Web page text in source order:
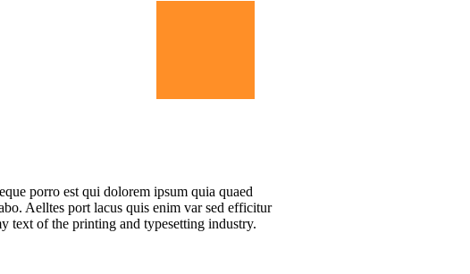
porro est qui dolorem ipsum quia quaed
Aelltes port lacus quis enim var sed efficitur
text of the printing and typesetting industry.